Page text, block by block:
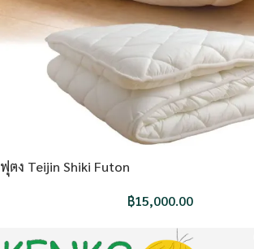
ฟุตง Teijin Shiki Futon
฿15,000.00